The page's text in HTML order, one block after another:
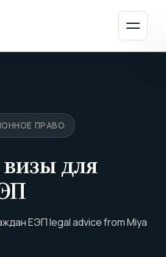
ПРАВО
для
ЕЭП legal advice from Miya